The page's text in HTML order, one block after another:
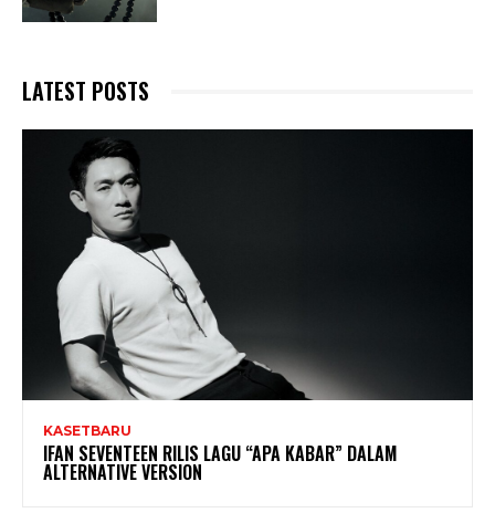
LATEST POSTS
KASETBARU
IFAN SEVENTEEN RILIS LAGU “APA KABAR” DALAM
ALTERNATIVE VERSION